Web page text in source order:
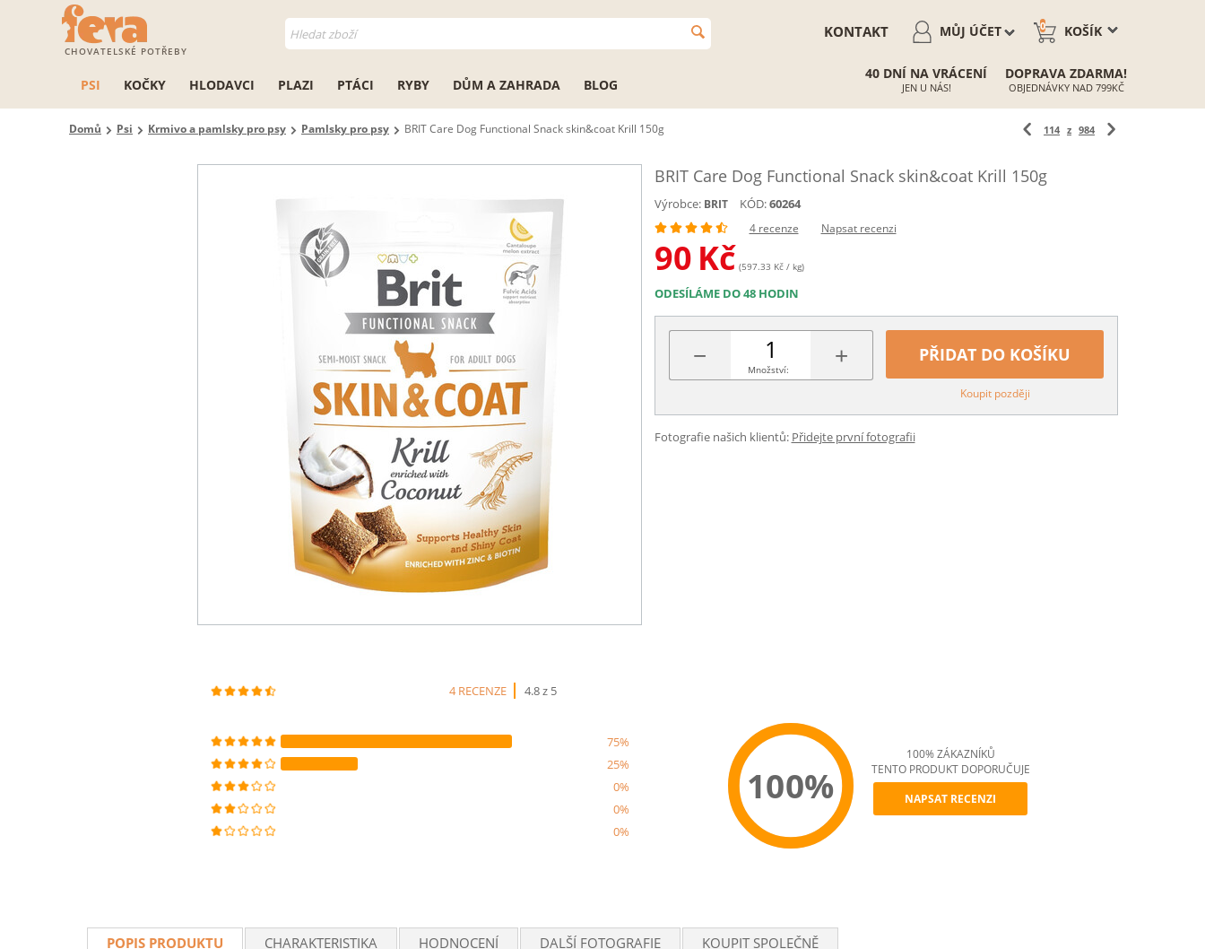
CHOVATELSKÉ POTŘEBY
KOŠÍK
0
MŮJ ÚČET
KONTAKT
PSI KOČKY HLODAVCI PLAZI PTÁCI RYBY DŮM A ZAHRADA BLOG
40 DNÍ NA VRÁCENÍ
JEN U NÁS!
DOPRAVA ZDARMA!
OBJEDNÁVKY NAD 799KČ
Domů Psi Krmivo a pamlsky pro psy Pamlsky pro psy BRIT Care Dog Functional Snack skin&coat Krill 150g 114 z 984
BRIT Care Dog Functional Snack skin&coat Krill 150g
Výrobce: BRIT KÓD:60264
4 recenze Napsat recenzi
90 Kč (597.33 Kč / kg)
ODESÍLÁME DO 48 HODIN
− +
Množství:
PŘIDAT DO KOŠÍKU
Koupit později
Fotografie našich klientů: Přidejte první fotografii
4 RECENZE 4.8 z 5
75%
25%
0%
0%
0%
100%
Recommend
100% ZÁKAZNÍKŮ
TENTO PRODUKT DOPORUČUJE
NAPSAT RECENZI
POPIS PRODUKTU CHARAKTERISTIKA HODNOCENÍ DALŠÍ FOTOGRAFIE KOUPIT SPOLEČNĚ